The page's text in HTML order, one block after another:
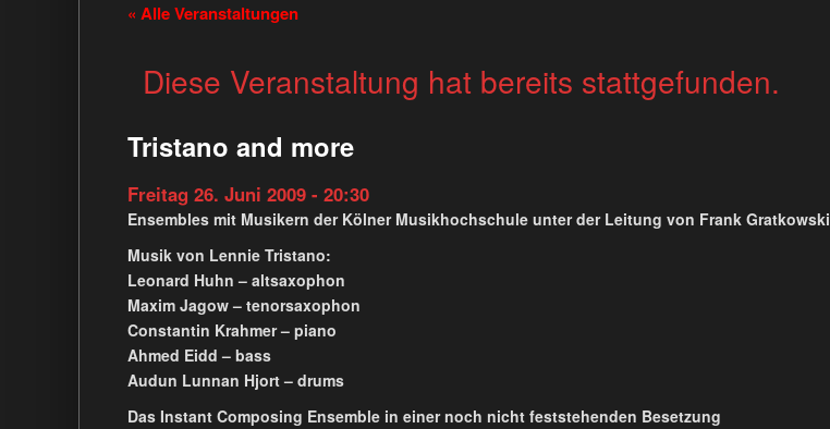
« Alle Veranstaltungen
Diese Veranstaltung hat bereits stattgefunden.
Tristano and more
Freitag 26. Juni 2009 - 20:30
Ensembles mit Musikern der Kölner Musikhochschule unter der Leitung von Frank Gratkowski
Musik von Lennie Tristano:
Leonard Huhn – altsaxophon
Maxim Jagow – tenorsaxophon
Constantin Krahmer – piano
Ahmed Eidd – bass
Audun Lunnan Hjort – drums
Das Instant Composing Ensemble in einer noch nicht feststehenden Besetzung